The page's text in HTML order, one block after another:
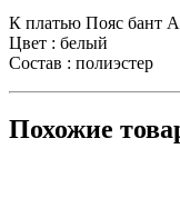
К платью Пояс бант
Цвет : белый
Состав : полиэстер
Похожие